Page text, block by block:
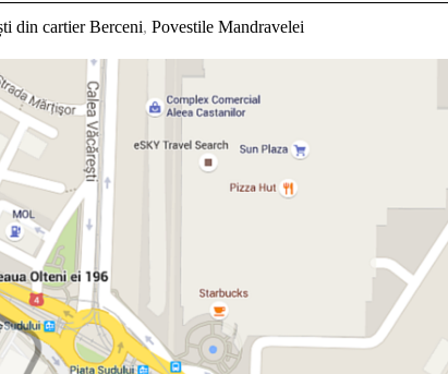
din cartier Berceni,Povestile Mandravelei